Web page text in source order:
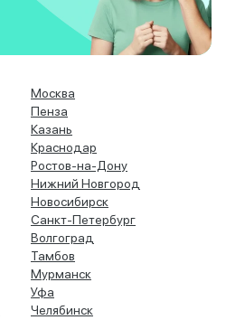
Москва
Пенза
Казань
Краснодар
Ростов-на-Дону
Нижний Новгород
Новосибирск
Санкт-Петербург
Волгоград
Тамбов
Мурманск
Уфа
Челябинск